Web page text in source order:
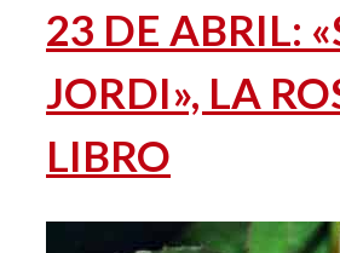
23 DE ABRIL:
JORDI», LA
LIBRO